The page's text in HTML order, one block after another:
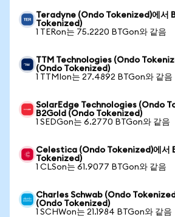
Teradyne (Ondo Tokenized)에서
Tokenized)
1 TERon는 75.2220 BTGon와 같음
TTM Technologies (Ondo
(Ondo Tokenized)
1 TTMIon는 27.4892 BTGon와 같음
SolarEdge Technologies (Ondo
B2Gold (Ondo Tokenized)
1 SEDGon는 6.2770 BTGon와 같음
Celestica (Ondo Tokenized)에서
Tokenized)
1 CLSon는 61.9077 BTGon와 같음
Charles Schwab (Ondo
(Ondo Tokenized)
1 SCHWon는 21.1984 BTGon와 같음